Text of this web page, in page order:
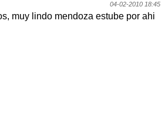
04-02-2010 18:45
muy lindo mendoza estube por ahi